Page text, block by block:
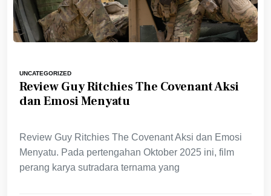
UNCATEGORIZED
Review Guy Ritchies The Covenant Aksi
dan Emosi Menyatu
Review Guy Ritchies The Covenant Aksi dan Emosi
Menyatu. Pada pertengahan Oktober 2025 ini, film
perang karya sutradara ternama yang